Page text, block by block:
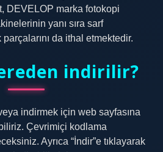
DEVELOP marka fotokopi
yanı sıra sarf
da ithal etmektedir.
indirilir?
indirmek için web sayfasına
Çevrimiçi kodlama
Ayrıca “İndir”e tıklayarak